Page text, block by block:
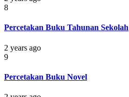
8
Percetakan Buku Tahunan Sekolah
2 years ago
9
Percetakan Buku Novel